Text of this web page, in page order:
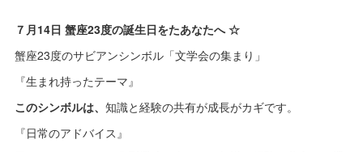
７月14日 蟹座23度の誕生日をたあなたへ ☆
蟹座23度のサビアンシンボル「文学会の集まり」
『生まれ持ったテーマ』
このシンボルは、知識と経験の共有が成長がカギです。
『日常のアドバイス』